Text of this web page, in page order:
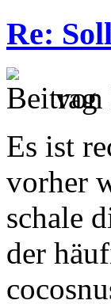
Re:
von
Es ist
vorher
schale
der